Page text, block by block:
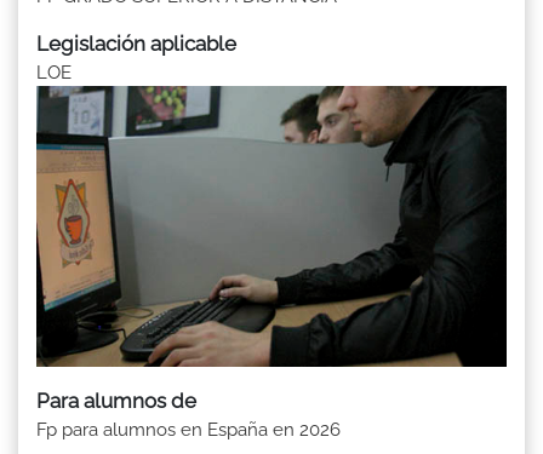
Legislación aplicable
LOE
Para alumnos de
Fp para alumnos en España en 2026